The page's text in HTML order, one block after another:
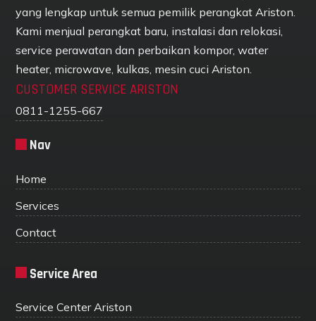
yang lengkap untuk semua pemilik perangkat Ariston.
Kami menjual perangkat baru, instalasi dan relokasi,
service perawatan dan perbaikan kompor, water
heater, microwave, kulkas, mesin cuci Ariston.
CUSTOMER SERVICE ARISTON
0811-1255-667
Nav
Home
Services
Contact
Service Area
Service Center Ariston